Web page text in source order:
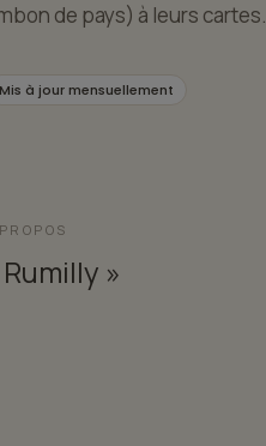
de pays) à leurs cartes.
Mis à jour mensuellement
»